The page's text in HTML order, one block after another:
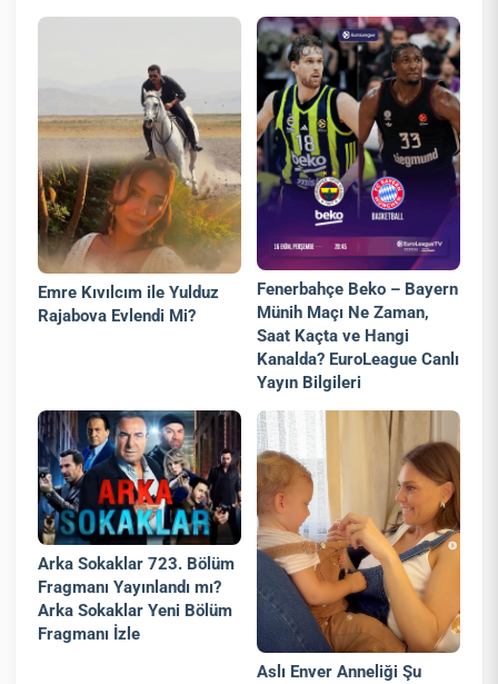
Emre Kıvılcım ile Yulduz
Rajabova Evlendi Mi?
Fenerbahçe Beko – Bayern
Münih Maçı Ne Zaman,
Saat Kaçta ve Hangi
Kanalda? EuroLeague Canlı
Yayın Bilgileri
Arka Sokaklar 723. Bölüm
Fragmanı Yayınlandı mı?
Arka Sokaklar Yeni Bölüm
Fragmanı İzle
Aslı Enver Anneliği Şu